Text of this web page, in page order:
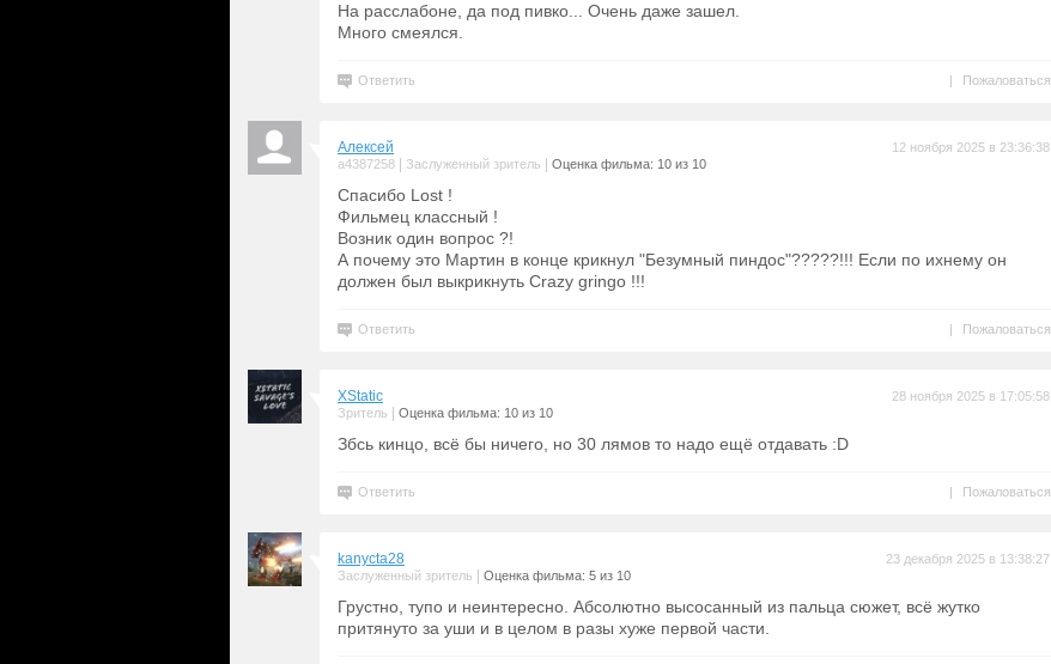
На расслабоне, да под пивко... Очень даже зашел.
Много смеялся.
Ответить Пожаловаться
|
Алексей
a4387258 Заслуженный зритель Оценка фильма: 10 из 10
12 ноября 2025 в 23:36:38
Спасибо Lost !
Фильмец классный !
Возник один вопрос ?!
А почему это Мартин в конце крикнул "Безумный пиндос"?????!!! Если по ихнему он
должен был выкрикнуть Crazy gringo !!!
Ответить Пожаловаться
|
XStatic
Зритель Оценка фильма: 10 из 10
28 ноября 2025 в 17:05:58
Збсь кинцо, всё бы ничего, но 30 лямов то надо ещё отдавать :D
Ответить Пожаловаться
|
kanycta28
Заслуженный зритель Оценка фильма: 5 из 10
23 декабря 2025 в 13:38:27
Грустно, тупо и неинтересно. Абсолютно высосанный из пальца сюжет, всё жутко
притянуто за уши и в целом в разы хуже первой части.